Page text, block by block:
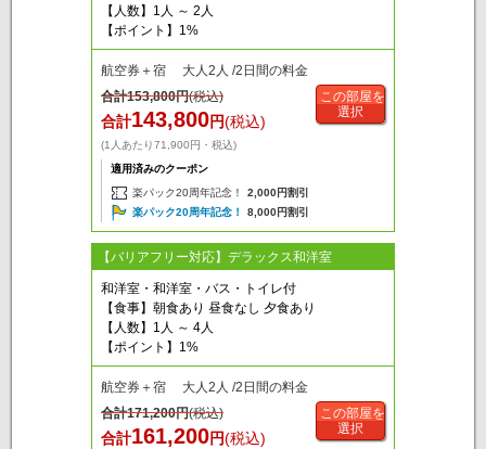
【人数】1人 ～ 2人
【ポイント】1%
航空券＋宿 大人2人 /2日間の料金
合計153,800円(税込)
合計143,800円(税込)
(1人あたり71,900円・税込)
適用済みのクーポン
楽パック20周年記念！
2,000円割引
楽パック20周年記念！
8,000円割引
この部屋を
選択
【バリアフリー対応】デラックス和洋室
和洋室・和洋室・バス・トイレ付
【食事】朝食あり 昼食なし 夕食あり
【人数】1人 ～ 4人
【ポイント】1%
航空券＋宿 大人2人 /2日間の料金
合計171,200円(税込)
合計161,200円(税込)
この部屋を
選択